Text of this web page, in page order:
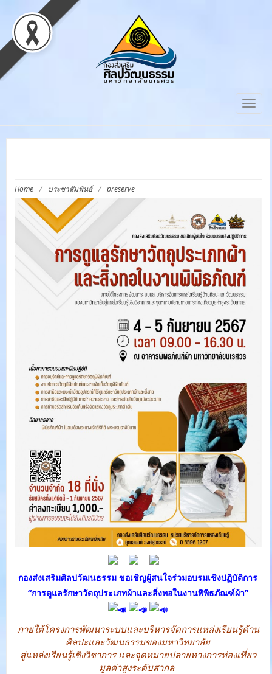
Home / ประชาสัมพันธ์ / preserve
กองส่งเสริมศิลปวัฒนธรรม ขอเชิญผู้สนใจร่วมอบรมเชิงปฏิบัติการ
“การดูแลรักษาวัตถุประเภทผ้าและสิ่งทอในงานพิพิธภัณฑ์ผ้า”
ภายใต้โครงการพัฒนาระบบและบริหารจัดการแหล่งเรียนรู้ด้าน
ศิลปะและวัฒนธรรมของมหาวิทยาลัย
สู่แหล่งเรียนรู้เชิงวิชาการ และจุดหมายปลายทางการท่องเที่ยว
มูลค่าสูงระดับสากล